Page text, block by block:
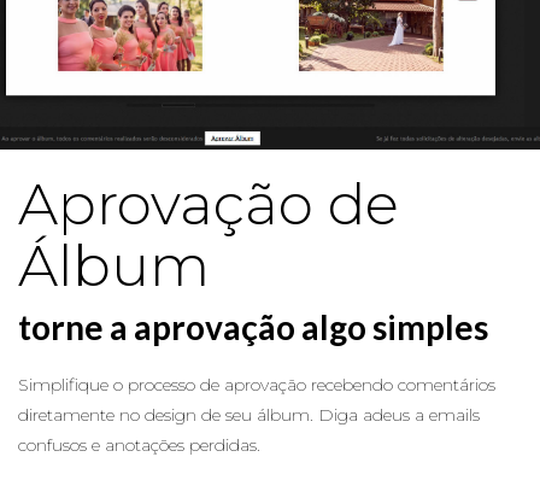
Aprovação de
Álbum
torne a aprovação algo simples
Simplifique o processo de aprovação recebendo comentários
diretamente no design de seu álbum. Diga adeus a emails
confusos e anotações perdidas.